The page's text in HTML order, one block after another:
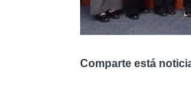
Comparte está